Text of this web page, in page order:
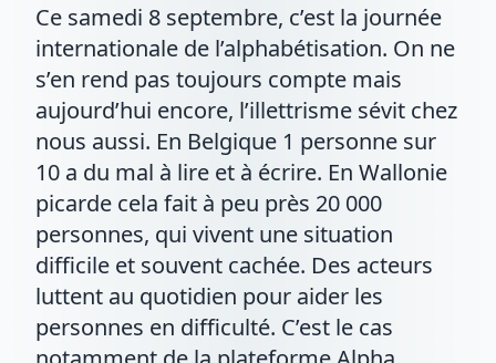
Ce samedi 8 septembre, c’est la journée
internationale de l’alphabétisation. On ne
s’en rend pas toujours compte mais
aujourd’hui encore, l’illettrisme sévit chez
nous aussi. En Belgique 1 personne sur
10 a du mal à lire et à écrire. En Wallonie
picarde cela fait à peu près 20 000
personnes, qui vivent une situation
difficile et souvent cachée. Des acteurs
luttent au quotidien pour aider les
personnes en difficulté. C’est le cas